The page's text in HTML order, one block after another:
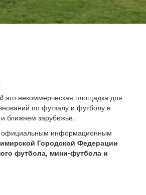
это некоммерческая площадка для
по футзалу и футболу в
ближнем зарубежье.
официальным информационным
Городской Федерации
футбола, мини-футбола и